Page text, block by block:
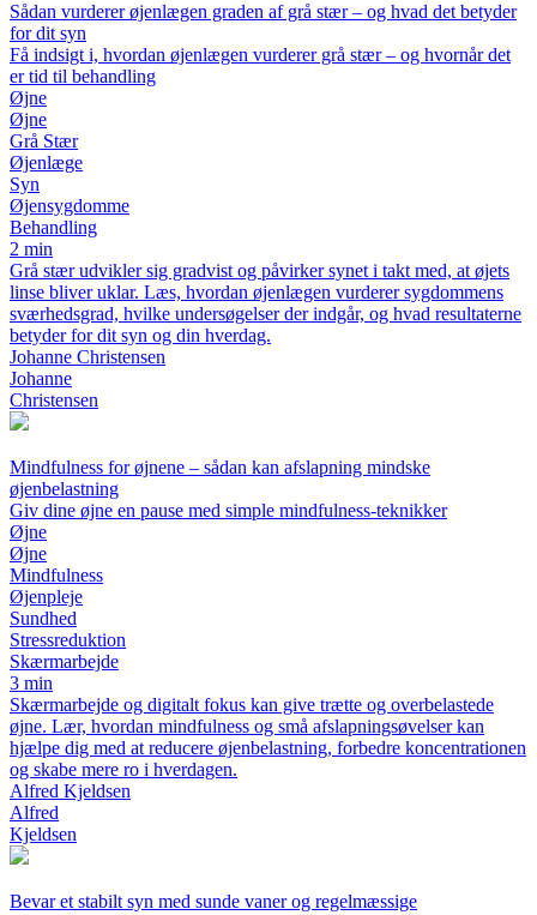
Sådan vurderer øjenlægen graden af grå stær – og hvad det betyder
for dit syn
Få indsigt i, hvordan øjenlægen vurderer grå stær – og hvornår det
er tid til behandling
Øjne
Øjne
Grå Stær
Øjenlæge
Syn
Øjensygdomme
Behandling
2 min
Grå stær udvikler sig gradvist og påvirker synet i takt med, at øjets
linse bliver uklar. Læs, hvordan øjenlægen vurderer sygdommens
sværhedsgrad, hvilke undersøgelser der indgår, og hvad resultaterne
betyder for dit syn og din hverdag.
Johanne Christensen
Johanne
Christensen
Mindfulness for øjnene – sådan kan afslapning mindske
øjenbelastning
Giv dine øjne en pause med simple mindfulness-teknikker
Øjne
Øjne
Mindfulness
Øjenpleje
Sundhed
Stressreduktion
Skærmarbejde
3 min
Skærmarbejde og digitalt fokus kan give trætte og overbelastede
øjne. Lær, hvordan mindfulness og små afslapningsøvelser kan
hjælpe dig med at reducere øjenbelastning, forbedre koncentrationen
og skabe mere ro i hverdagen.
Alfred Kjeldsen
Alfred
Kjeldsen
Bevar et stabilt syn med sunde vaner og regelmæssige